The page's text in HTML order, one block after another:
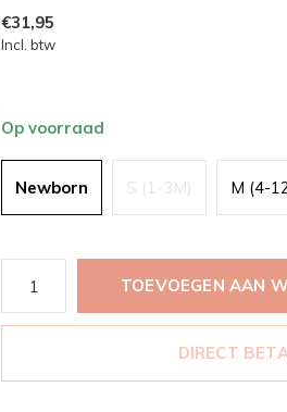
€31,95
Incl. btw
Op voorraad
Newborn S (1-3M) M (4-
TOEVOEGEN AAN
DIRECT